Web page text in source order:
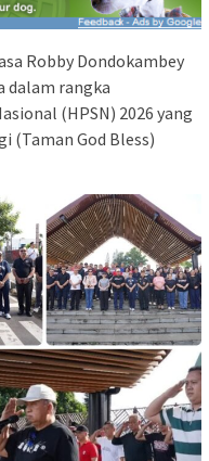
Robby Dondokambey
dalam rangka
(HPSN) 2026 yang
(Taman God Bless)